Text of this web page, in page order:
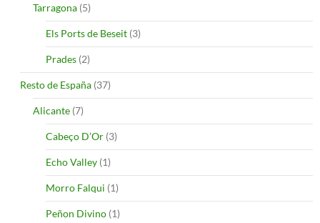
Tarragona (5)
Els Ports de Beseit (3)
Prades (2)
Resto de España (37)
Alicante (7)
Cabeço D’Or (3)
Echo Valley (1)
Morro Falqui (1)
Peñon Divino (1)